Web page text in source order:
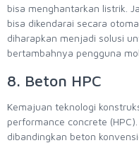
bisa menghantarkan listrik.
bisa dikendarai secara
diharapkan menjadi solusi
bertambahnya pengguna
8. Beton HPC
Kemajuan teknologi
performance concrete
dibandingkan beton